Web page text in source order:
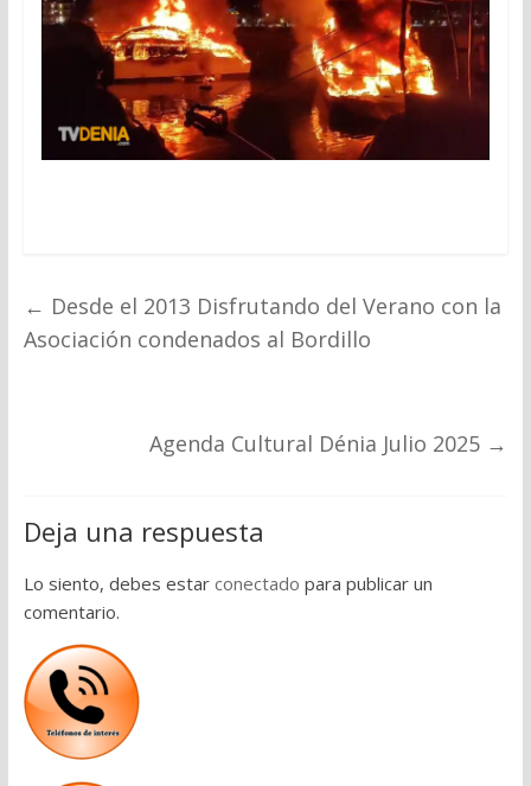
← Desde el 2013 Disfrutando del Verano con la
Asociación condenados al Bordillo
Agenda Cultural Dénia Julio 2025 →
Deja una respuesta
Lo siento, debes estar conectado para publicar un
comentario.